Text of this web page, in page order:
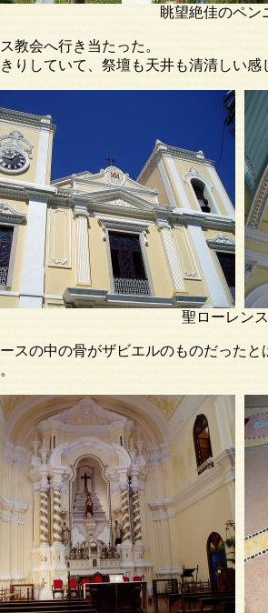
眺望絶佳のペン
へ行き当たった。
ていて、祭壇も天井も清清しい感
聖ローレン
の骨がザビエルのものだったとは